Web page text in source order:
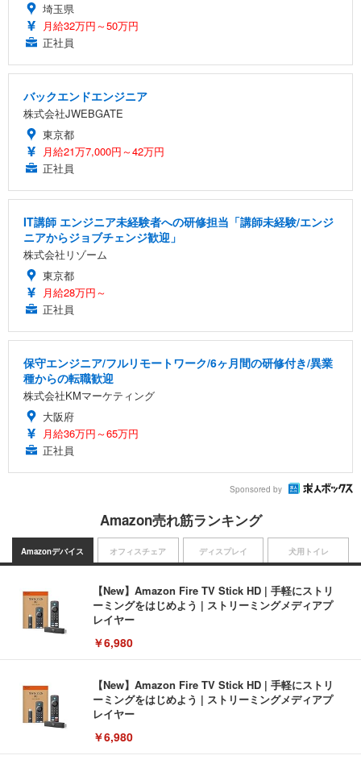
埼玉県
月給32万円～50万円
正社員
バックエンドエンジニア
株式会社JWEBGATE
東京都
月給21万7,000円～42万円
正社員
IT講師 エンジニア未経験者への研修担当「講師未経験/エンジ
ニアからジョブチェンジ歓迎」
株式会社リゾーム
東京都
月給28万円～
正社員
保守エンジニア/フルリモートワーク/6ヶ月間の研修付き/異業
種からの転職歓迎
株式会社KMマーケティング
大阪府
月給36万円～65万円
正社員
Sponsored by
Amazon売れ筋ランキング
Amazonデバイス
【New】Amazon Fire TV Stick HD | 手軽にストリ
ーミングをはじめよう | ストリーミングメディアプ
レイヤー
￥6,980
【New】Amazon Fire TV Stick HD | 手軽にストリ
ーミングをはじめよう | ストリーミングメディアプ
レイヤー
￥6,980
オフィスチェア ディスプレイ 犬用トイレ